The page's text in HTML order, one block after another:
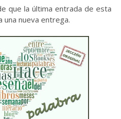
que la última entrada de esta
una nueva entrega.